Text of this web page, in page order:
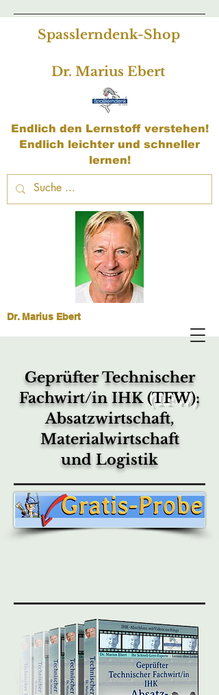
Spasslerndenk-Shop
Dr. Marius Ebert
Endlich den Lernstoff verstehen!
Endlich leichter und schneller
lernen!
Dr. Marius Ebert
Geprüfter Technischer
Fachwirt/in IHK(TFW):
Absatzwirtschaft,
Materialwirtschaft
und Logistik